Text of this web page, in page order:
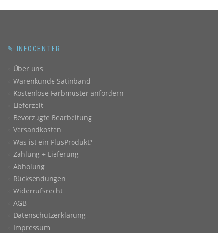
✎ INFOCENTER
Über uns
Warenkunde Satinband
Kostenlose Farbmuster anfordern
Lieferzeit
Bevorzugte Bearbeitung
Versandkosten
Was ist ein PlusProdukt?
Zahlung + Lieferung
Abholung
Rücksendungen
Widerrufsrecht
AGB
Datenschutzerklärung
Impressum